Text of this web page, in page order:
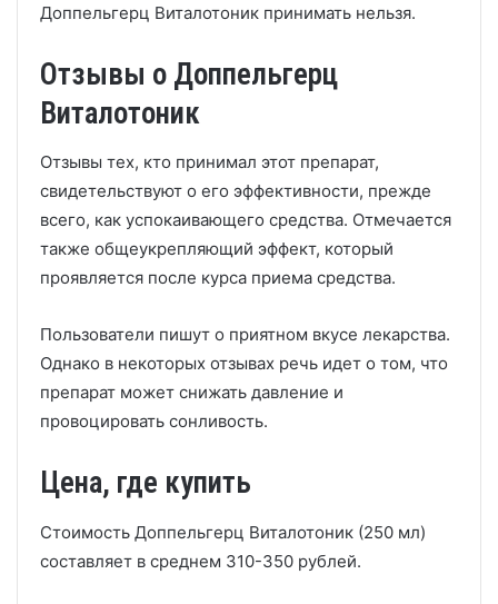
Доппельгерц Виталотоник принимать нельзя.
Отзывы о Доппельгерц
Виталотоник
Отзывы тех, кто принимал этот препарат,
свидетельствуют о его эффективности, прежде
всего, как успокаивающего средства. Отмечается
также общеукрепляющий эффект, который
проявляется после курса приема средства.
Пользователи пишут о приятном вкусе лекарства.
Однако в некоторых отзывах речь идет о том, что
препарат может снижать давление и
провоцировать сонливость.
Цена, где купить
Стоимость Доппельгерц Виталотоник (250 мл)
составляет в среднем 310-350 рублей.